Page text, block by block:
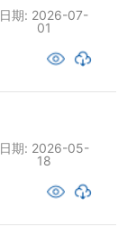
日期: 2026-07-
01
日期: 2026-05-
18